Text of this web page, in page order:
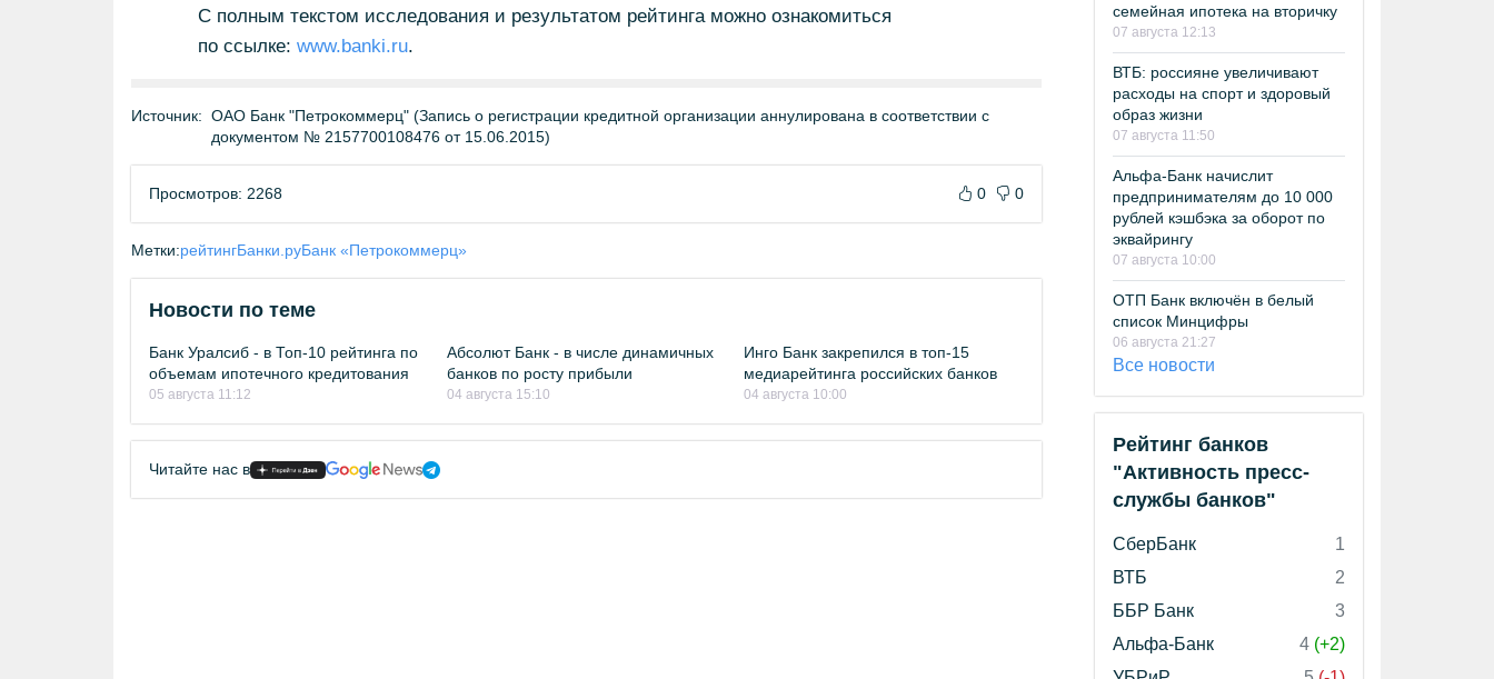
С полным текстом исследования и результатом рейтинга можно ознакомиться
по ссылке: www.banki.ru.
Источник: ОАО Банк "Петрокоммерц" (Запись о регистрации кредитной организации аннулирована в соответствии с
документом № 2157700108476 от 15.06.2015)
Просмотров: 2268 0 0
Метки:рейтингБанки.руБанк «Петрокоммерц»
Новости по теме
Банк Уралсиб - в Топ-10 рейтинга по
объемам ипотечного кредитования
05 августа 11:12
Абсолют Банк - в числе динамичных
банков по росту прибыли
04 августа 15:10
Инго Банк закрепился в топ-15
медиарейтинга российских банков
04 августа 10:00
Читайте нас в
семейная ипотека на вторичку
07 августа 12:13
ВТБ: россияне увеличивают
расходы на спорт и здоровый
образ жизни
07 августа 11:50
Альфа-Банк начислит
предпринимателям до 10 000
рублей кэшбэка за оборот по
эквайрингу
07 августа 10:00
ОТП Банк включён в белый
список Минцифры
06 августа 21:27
Все новости
Рейтинг банков
"Активность пресс-
службы банков"
СберБанк
1
ВТБ
2
ББР Банк
3
Альфа-Банк
4 (+2)